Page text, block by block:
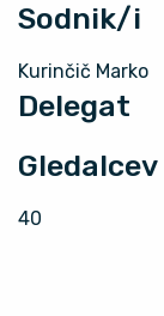
Sodnik/i
Kurinčič Marko
Delegat
Gledalcev
40